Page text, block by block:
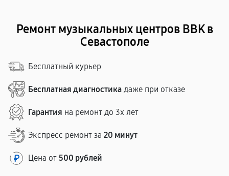
Ремонт музыкальных центров BBK в
Севастополе
Бесплатный курьер
Бесплатная диагностика даже при отказе
Гарантия на ремонт до 3х лет
Экспресс ремонт за 20 минут
Цена от 500 рублей